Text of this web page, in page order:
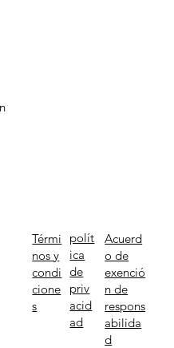
Térmi
nos y
condi
cione
s
polít
ica
de
priv
acid
ad
Acuerd
o de
exenció
n de
respons
abilida
d